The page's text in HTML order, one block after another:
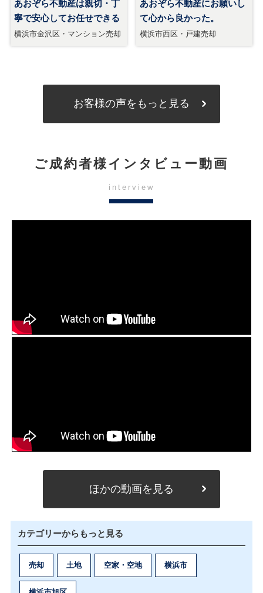
お客様の声をもっと見る
ご成約者様インタビュー動画
interview
ほかの動画を見る
カテゴリーからもっと見る
売却 土地 空家・空地 横浜市